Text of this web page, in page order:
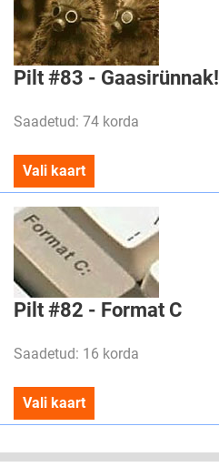
Pilt #83 - Gaasirünnak!
Saadetud: 74 korda
Vali kaart
Pilt #82 - Format C
Saadetud: 16 korda
Vali kaart